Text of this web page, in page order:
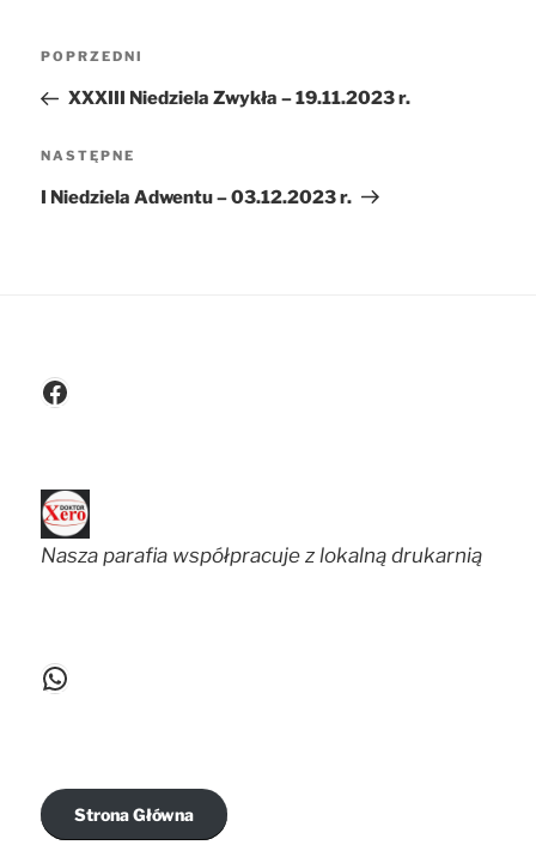
Nawigacja
wpisu
Poprzedni
wpis
POPRZEDNI
XXXIII Niedziela Zwykła – 19.11.2023 r.
Następny
wpis
NASTĘPNE
I Niedziela Adwentu – 03.12.2023 r.
Facebook
Nasza parafia współpracuje z lokalną drukarnią
WhatsApp
Strona Główna